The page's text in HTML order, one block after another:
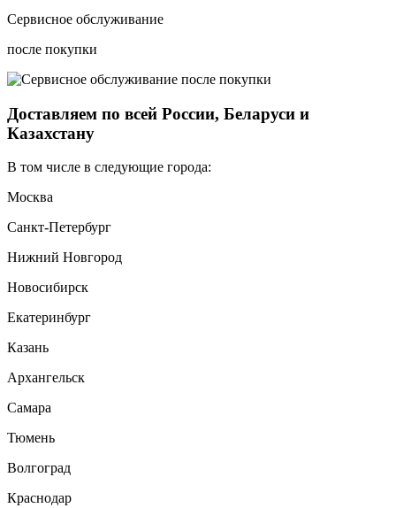
Сервисное обслуживание
после покупки
Доставляем по всей России, Беларуси и
Казахстану
В том числе в следующие города:
Москва
Санкт-Петербург
Нижний Новгород
Новосибирск
Екатеринбург
Казань
Архангельск
Самара
Тюмень
Волгоград
Краснодар